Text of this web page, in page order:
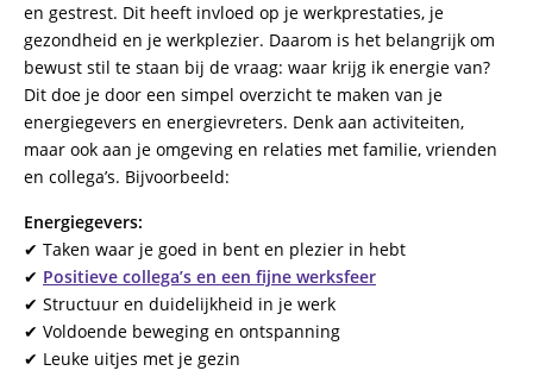
en gestrest. Dit heeft invloed op je werkprestaties, je
gezondheid en je werkplezier. Daarom is het belangrijk om
bewust stil te staan bij de vraag: waar krijg ik energie van?
Dit doe je door een simpel overzicht te maken van je
energiegevers en energievreters. Denk aan activiteiten,
maar ook aan je omgeving en relaties met familie, vrienden
en collega’s. Bijvoorbeeld:
Energiegevers:
✔ Taken waar je goed in bent en plezier in hebt
✔ Positieve collega’s en een fijne werksfeer
✔ Structuur en duidelijkheid in je werk
✔ Voldoende beweging en ontspanning
✔ Leuke uitjes met je gezin